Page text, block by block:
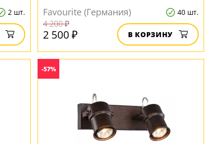
2 шт.
Favourite (Германия)
40 шт.
4 200 ₽
2 500 ₽ В КОРЗИНУ
-57%